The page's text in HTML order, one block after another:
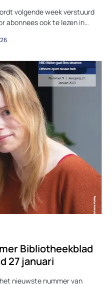
volgende week verstuurd
abonnees ook te lezen in…
Bibliotheekblad
27 januari
nieuwste nummer van